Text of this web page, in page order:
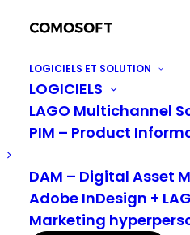
LOGICIELS ET SOLUTION
LOGICIELS
LAGO Multichannel
PIM – Product
DAM – Digital Asset
Adobe InDesign +
Marketing
Combler le fossé entre
dans le
Accueil
commerce